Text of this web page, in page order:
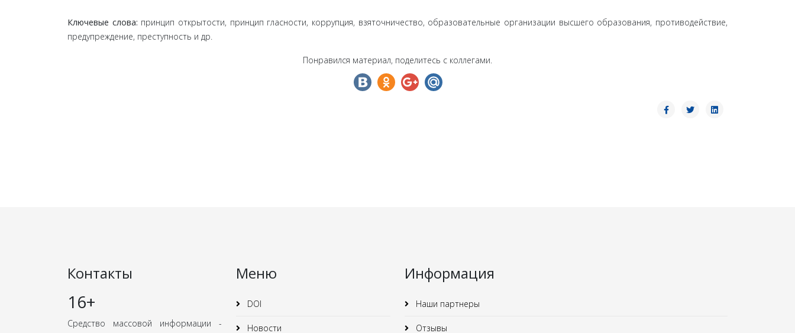
Ключевые слова: принцип открытости, принцип гласности, коррупция, взяточничество, образовательные организации высшего образования, противодействие,
предупреждение, преступность и др.
Понравился материал, поделитесь с коллегами.
Контакты
16+
Средство массовой информации -
Меню
DOI
Новости
Информация
Наши партнеры
Отзывы